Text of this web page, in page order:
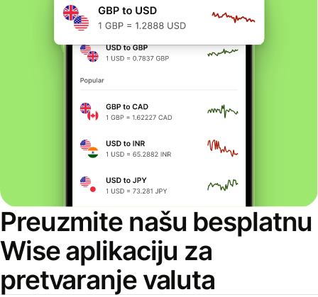
Preuzmite našu besplatnu
Wise aplikaciju za
pretvaranje valuta